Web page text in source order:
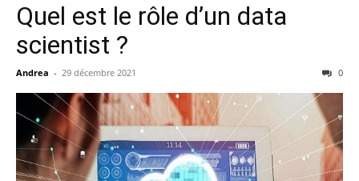
Quel est le rôle d’un data
scientist ?
Andrea - 29 décembre 2021 0